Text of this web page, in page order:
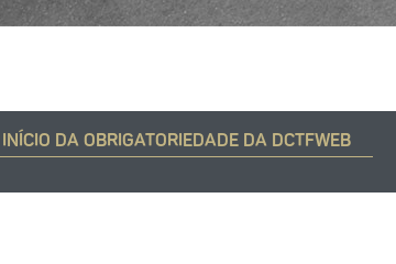
DA OBRIGATORIEDADE DA DCTFWEB